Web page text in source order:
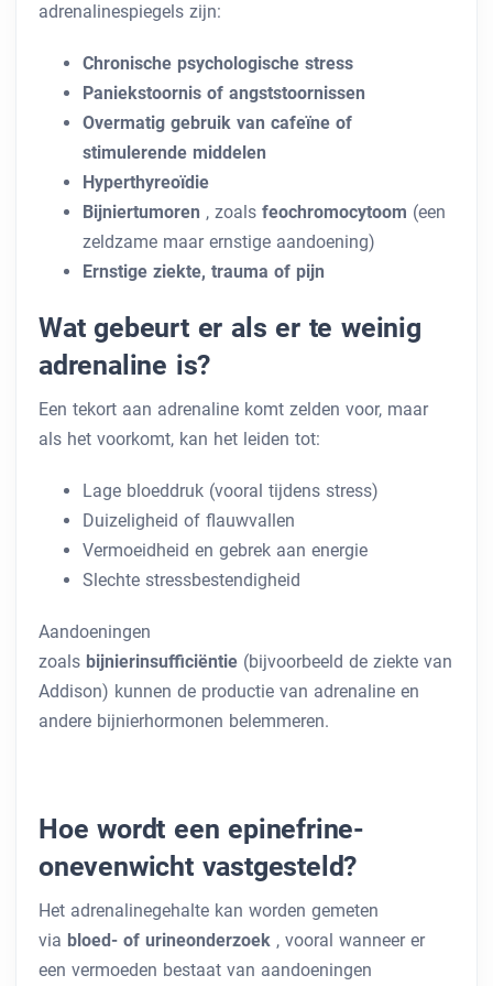
adrenalinespiegels zijn:
Chronische psychologische stress
Paniekstoornis of angststoornissen
Overmatig gebruik van cafeïne of
stimulerende middelen
Hyperthyreoïdie
Bijniertumoren , zoals feochromocytoom (een
zeldzame maar ernstige aandoening)
Ernstige ziekte, trauma of pijn
Wat gebeurt er als er te weinig
adrenaline is?
Een tekort aan adrenaline komt zelden voor, maar
als het voorkomt, kan het leiden tot:
Lage bloeddruk (vooral tijdens stress)
Duizeligheid of flauwvallen
Vermoeidheid en gebrek aan energie
Slechte stressbestendigheid
Aandoeningen
zoals bijnierinsufficiëntie (bijvoorbeeld de ziekte van
Addison) kunnen de productie van adrenaline en
andere bijnierhormonen belemmeren.
Hoe wordt een epinefrine-
onevenwicht vastgesteld?
Het adrenalinegehalte kan worden gemeten
via bloed- of urineonderzoek , vooral wanneer er
een vermoeden bestaat van aandoeningen